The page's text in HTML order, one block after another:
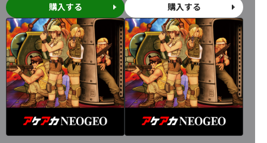
購入する 購入する